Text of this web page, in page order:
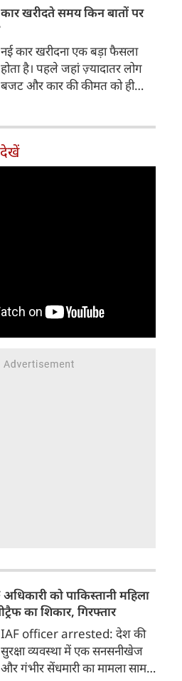
200 अरब रुपए का मौका
खरीदते समय किन बातों पर
नई कार खरीदना एक बड़ा फैसला
होता है। पहले जहां ज़्यादातर लोग
बजट और कार की कीमत को ही
खरीदते समय किन बातों पर ध्यान
देना चाहिए।
देखें
को पाकिस्तानी महिला
का शिकार, गिरफ्तार
IAF officer arrested: देश की
सुरक्षा व्यवस्था में एक सनसनीखेज
और गंभीर सेंधमारी का मामला सामने